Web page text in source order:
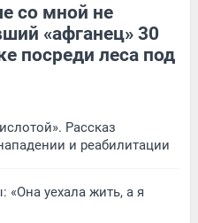
со мной не
«афганец» 30
посреди леса под
Рассказ
и реабилитации
уехала жить, а я